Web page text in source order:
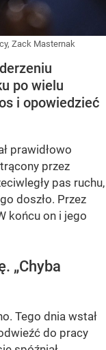
Zack Masternak
po wielu
i opowiedzieć
prawidłowo
przez
pas ruchu,
doszło. Przez
końcu on i jego
„Chyba
Tego dnia wstał
do pracy